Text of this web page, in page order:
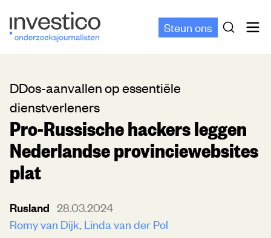
Steun ons
DDos-aanvallen op essentiële
dienstverleners
Pro-Russische hackers leggen
Nederlandse provinciewebsites
plat
Rusland 28.03.2024
Romy van Dijk Linda van der Pol